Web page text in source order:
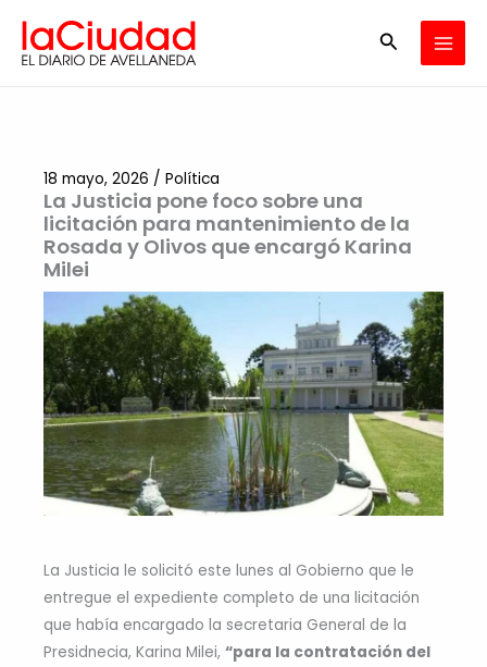
contenido
Buscar
La Justicia pone foco sobre una
licitación para mantenimiento de la
Rosada y Olivos que encargó Karina
Milei
18 mayo, 2026 / Política
La Justicia le solicitó este lunes al Gobierno que le
entregue el expediente completo de una licitación
que había encargado la secretaria General de la
Presidnecia, Karina Milei, “para la contratación del